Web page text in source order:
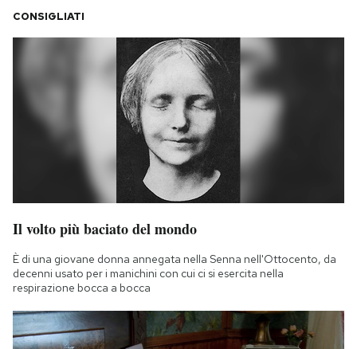
CONSIGLIATI
Il volto più baciato del mondo
È di una giovane donna annegata nella Senna nell'Ottocento, da
decenni usato per i manichini con cui ci si esercita nella
respirazione bocca a bocca